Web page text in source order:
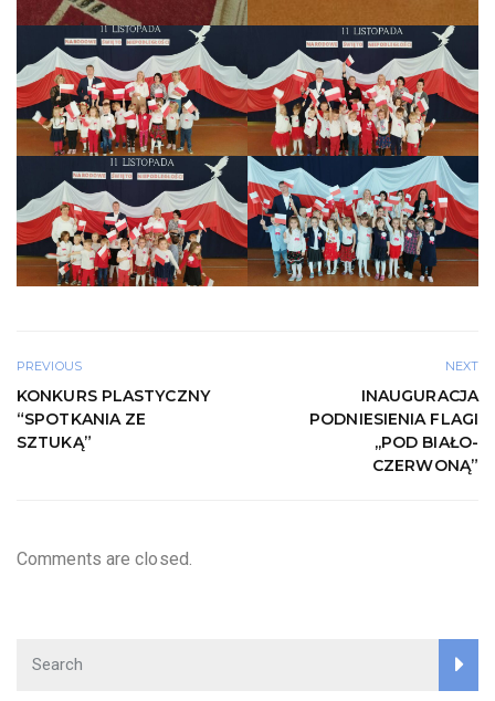
PREVIOUS
KONKURS PLASTYCZNY
“SPOTKANIA ZE
SZTUKĄ”
NEXT
INAUGURACJA
PODNIESIENIA FLAGI
,,POD BIAŁO-
CZERWONĄ”
Comments are closed.